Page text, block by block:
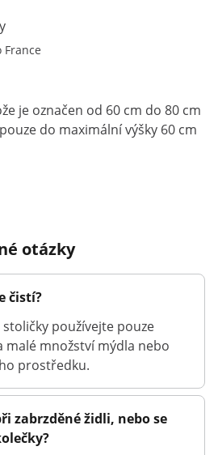
France
je označen od 60 cm do 80 cm
do maximální výšky 60 cm
otázky
čistí?
používejte pouze
malé množství mýdla nebo
prostředku.
zabrzděné židli, nebo se